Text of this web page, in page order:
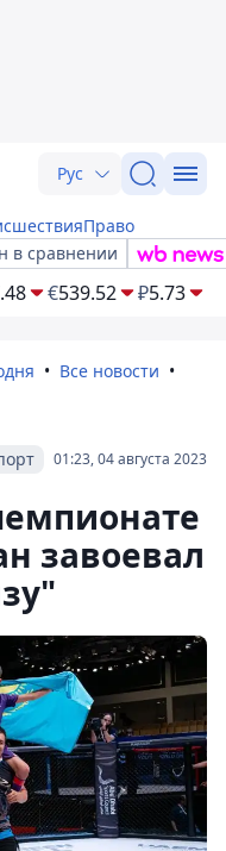
Рус
Право
в сравнении
€539.52 ₽5.73
Все новости
01:23, 04 августа 2023
завоевал